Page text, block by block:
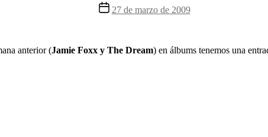
Fecha27 de marzo de 2009
anterior (Jamie Foxx y The Dream) en álbums tenemos una